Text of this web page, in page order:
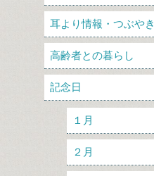
耳より情報・つぶやき
高齢者との暮らし
記念日
１月
２月